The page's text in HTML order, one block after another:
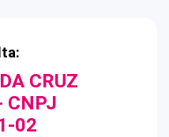
CRUZ
CNPJ
02